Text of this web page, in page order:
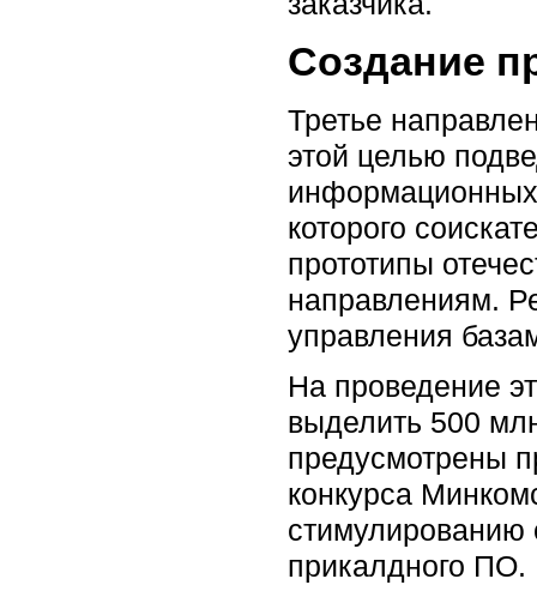
Создание
Третье
этой целью
информационных
которого
прототипы
направлениям.
управления
На проведение
выделить 500
предусмотрены
конкурса
стимулированию
прикалдного ПО.